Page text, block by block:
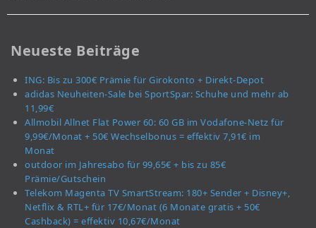
Neueste Beiträge
ING: Bis zu 300€ Prämie für Girokonto + Direkt-Depot
adidas Neuheiten-Sale bei SportSpar: Schuhe und mehr ab
11,99€
Allmobil Allnet Flat Power 60: 60 GB im Vodafone-Netz für
9,99€/Monat + 50€ Wechselbonus = effektiv 7,91€ im
Monat
outdoor im Jahresabo für 99,65€ + bis zu 85€
Prämie/Gutschein
Telekom Magenta TV SmartStream: 180+ Sender + Disney+,
Netflix & RTL+ für 17€/Monat (6 Monate gratis + 50€
Cashback) = effektiv 10,67€/Monat